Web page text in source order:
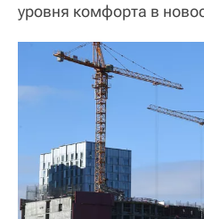
уровня комфорта в